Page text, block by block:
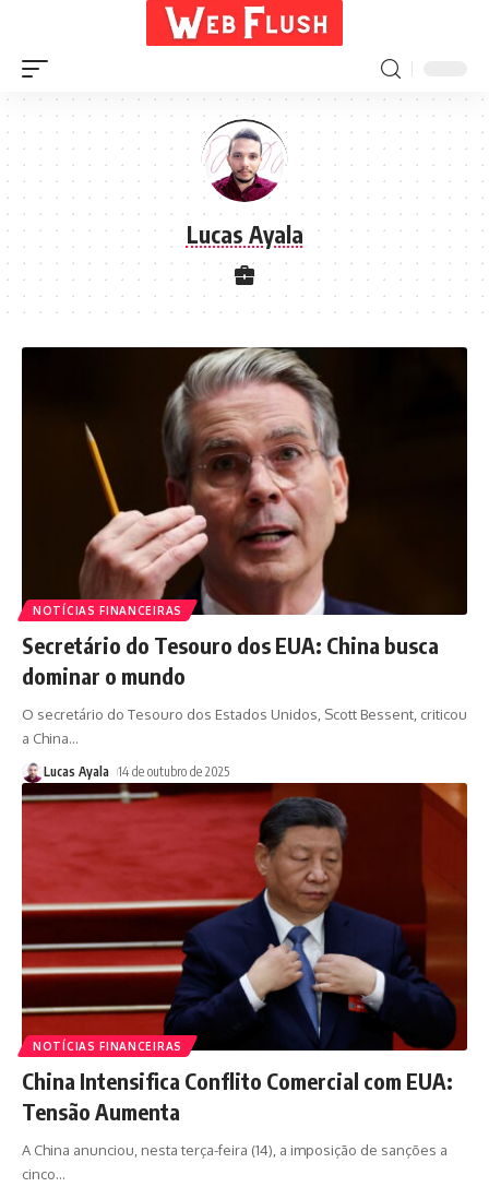
Lucas Ayala
NOTÍCIAS FINANCEIRAS
Secretário do Tesouro dos EUA: China busca
dominar o mundo
O secretário do Tesouro dos Estados Unidos, Scott Bessent, criticou
a China…
Lucas Ayala 14 de outubro de 2025
NOTÍCIAS FINANCEIRAS
China Intensifica Conflito Comercial com EUA:
Tensão Aumenta
A China anunciou, nesta terça-feira (14), a imposição de sanções a
cinco…